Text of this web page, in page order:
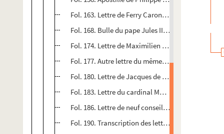
Fol. 163. Lettre de Ferry Carondelet à Madame
Fol. 168. Bulle du pape Jules II concernant les
Fol. 174. Lettre de Maximilien de Sforza, duc de
Fol. 177. Autre lettre du même à la même.
Fol. 180. Lettre de Jacques de Bannisis,
Fol. 183. Lettre du cardinal Mathieu Schinner,
Fol. 186. Lettre de neuf conseillers au Parlement
Fol. 190. Transcription des lettres patentes